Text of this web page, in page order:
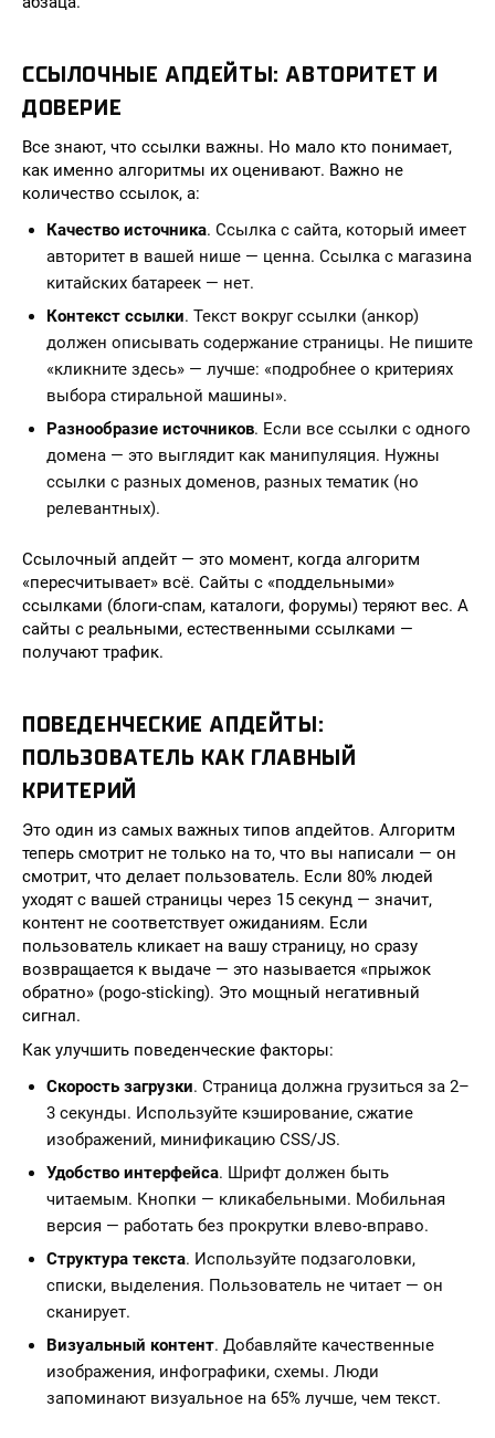
ССЫЛОЧНЫЕ АПДЕЙТЫ: АВТОРИТЕТ И
ДОВЕРИЕ
Все знают, что ссылки важны. Но мало кто понимает,
как именно алгоритмы их оценивают. Важно не
количество ссылок, а:
Качество источника. Ссылка с сайта, который имеет
авторитет в вашей нише — ценна. Ссылка с магазина
китайских батареек — нет.
Контекст ссылки. Текст вокруг ссылки (анкор)
должен описывать содержание страницы. Не пишите
«кликните здесь» — лучше: «подробнее о критериях
выбора стиральной машины».
Разнообразие источников. Если все ссылки с одного
домена — это выглядит как манипуляция. Нужны
ссылки с разных доменов, разных тематик (но
релевантных).
Ссылочный апдейт — это момент, когда алгоритм
«пересчитывает» всё. Сайты с «поддельными»
ссылками (блоги-спам, каталоги, форумы) теряют вес. А
сайты с реальными, естественными ссылками —
получают трафик.
ПОВЕДЕНЧЕСКИЕ АПДЕЙТЫ:
ПОЛЬЗОВАТЕЛЬ КАК ГЛАВНЫЙ
КРИТЕРИЙ
Это один из самых важных типов апдейтов. Алгоритм
теперь смотрит не только на то, что вы написали — он
смотрит, что делает пользователь. Если 80% людей
уходят с вашей страницы через 15 секунд — значит,
контент не соответствует ожиданиям. Если
пользователь кликает на вашу страницу, но сразу
возвращается к выдаче — это называется «прыжок
обратно» (pogo-sticking). Это мощный негативный
сигнал.
Как улучшить поведенческие факторы:
Скорость загрузки. Страница должна грузиться за 2–
3 секунды. Используйте кэширование, сжатие
изображений, минификацию CSS/JS.
Удобство интерфейса. Шрифт должен быть
читаемым. Кнопки — кликабельными. Мобильная
версия — работать без прокрутки влево-вправо.
Структура текста. Используйте подзаголовки,
списки, выделения. Пользователь не читает — он
сканирует.
Визуальный контент. Добавляйте качественные
изображения, инфографики, схемы. Люди
запоминают визуальное на 65% лучше, чем текст.